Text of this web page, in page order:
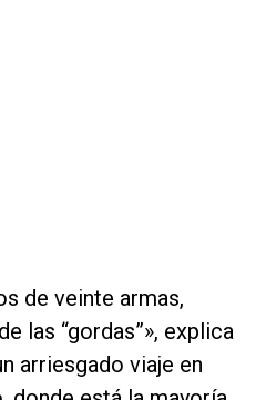
de veinte armas,
las “gordas”», explica
arriesgado viaje en